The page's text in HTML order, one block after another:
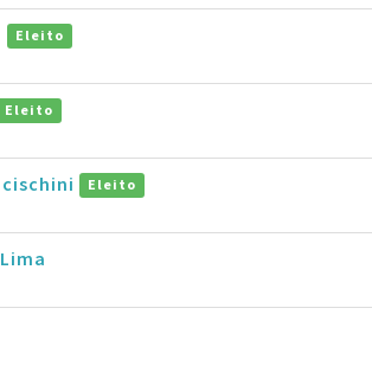
Eleito
Eleito
Eleito